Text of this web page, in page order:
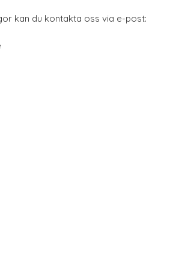
kan du kontakta oss via e-post: